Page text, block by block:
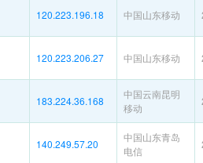
120.223.196.18 中国山东移动
120.223.206.27 中国山东移动
183.224.36.168
中国云南昆明
移动
140.249.57.20
中国山东青岛
电信